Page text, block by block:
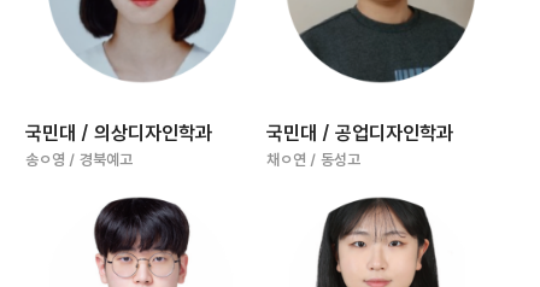
국민대 / 의상디자인학과
송ㅇ영 / 경북예고
국민대 / 공업디자인학과
채ㅇ연 / 동성고